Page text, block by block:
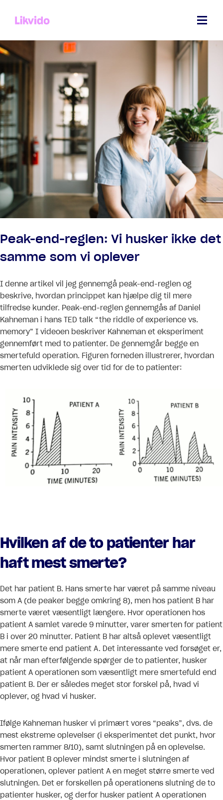
Peak-end-reglen: Vi husker ikke det
samme som vi oplever
I denne artikel vil jeg gennemgå peak-end-reglen og
beskrive, hvordan princippet kan hjælpe dig til mere
tilfredse kunder. Peak-end-reglen gennemgås af Daniel
Kahneman i hans TED talk “the riddle of experience vs.
memory” I videoen beskriver Kahneman et eksperiment
gennemført med to patienter. De gennemgår begge en
smertefuld operation. Figuren forneden illustrerer, hvordan
smerten udviklede sig over tid for de to patienter:
Hvilken af de to patienter har
haft mest smerte?
Det har patient B. Hans smerte har været på samme niveau
som A (de peaker begge omkring 8), men hos patient B har
smerte været væsentligt længere. Hvor operationen hos
patient A samlet varede 9 minutter, varer smerten for patient
B i over 20 minutter. Patient B har altså oplevet væsentligt
mere smerte end patient A. Det interessante ved forsøget er,
at når man efterfølgende spørger de to patienter, husker
patient A operationen som væsentligt mere smertefuld end
patient B. Der er således meget stor forskel på, hvad vi
oplever, og hvad vi husker.
Ifølge Kahneman husker vi primært vores “peaks”, dvs. de
mest ekstreme oplevelser (i eksperimentet det punkt, hvor
smerten rammer 8/10), samt slutningen på en oplevelse.
Hvor patient B oplever mindst smerte i slutningen af
operationen, oplever patient A en meget større smerte ved
slutningen. Det er forskellen på operationens slutning de to
patienter husker, og derfor husker patient A operationen